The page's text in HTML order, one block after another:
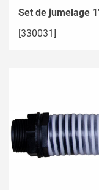
Set de jumelage
[330031]